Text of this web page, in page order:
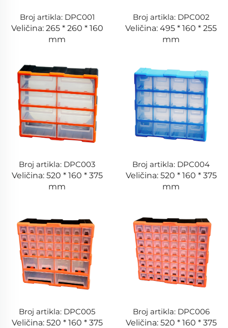
Broj artikla: DPC001
Veličina: 265 * 260 * 160
mm
Broj artikla: DPC002
Veličina: 495 * 160 * 255
mm
Broj artikla: DPC003
Veličina: 520 * 160 * 375
mm
Broj artikla: DPC004
Veličina: 520 * 160 * 375
mm
Broj artikla: DPC005
Veličina: 520 * 160 * 375
Broj artikla: DPC006
Veličina: 520 * 160 * 375